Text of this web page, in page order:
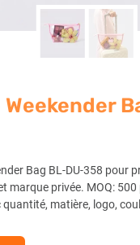
Weekender
Bag BL-DU-358 pour
marque privée. MOQ:
quantité, matière, logo,